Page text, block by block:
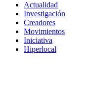
Actualidad
Investigación
Creadores
Movimientos
Iniciativa
Hiperlocal